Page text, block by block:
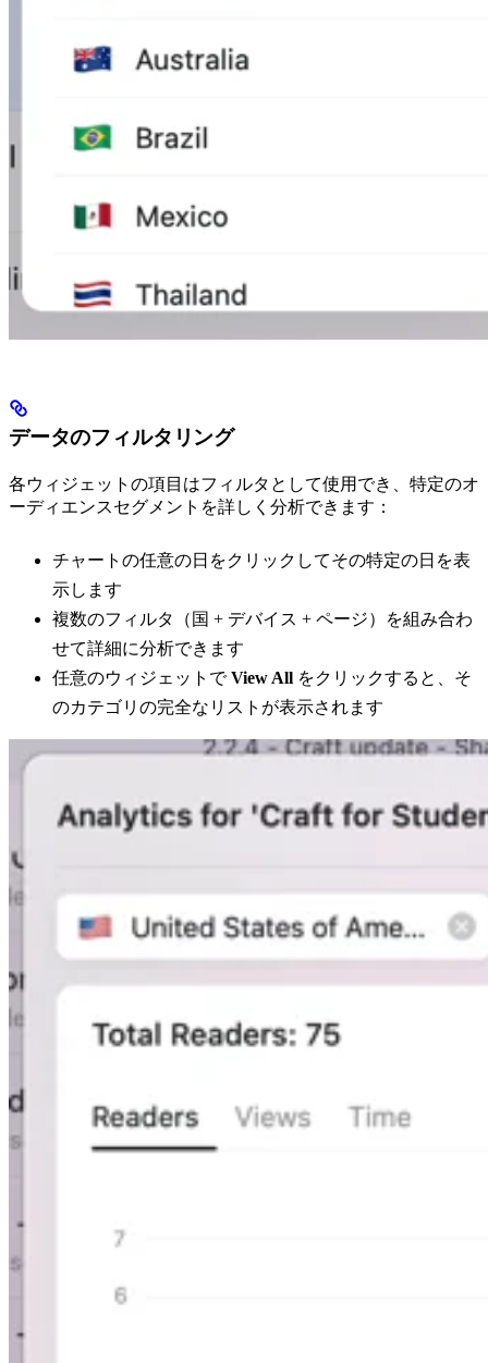
データのフィルタリング
各ウィジェットの項目はフィルタとして使用でき、特定のオ
ーディエンスセグメントを詳しく分析できます：
チャートの任意の日をクリックしてその特定の日を表
示します
複数のフィルタ（国 + デバイス + ページ）を組み合わ
せて詳細に分析できます
任意のウィジェットでView All をクリックすると、そ
のカテゴリの完全なリストが表示されます